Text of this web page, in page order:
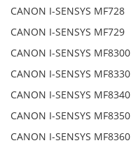
CANON I-SENSYS MF728
CANON I-SENSYS MF729
CANON I-SENSYS MF8300
CANON I-SENSYS MF8330
CANON I-SENSYS MF8340
CANON I-SENSYS MF8350
CANON I-SENSYS MF8360